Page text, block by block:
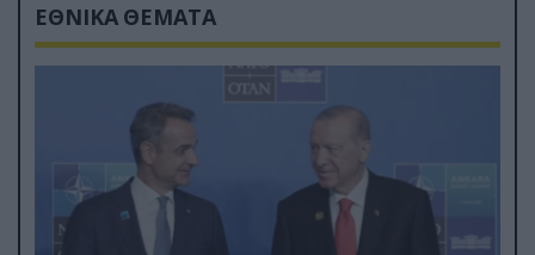
ΕΘΝΙΚΑ ΘΕΜΑΤΑ